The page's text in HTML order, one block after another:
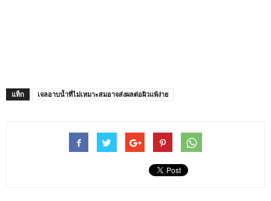
แท็ก เจลอาบน้ำที่ไม่เหมาะสมอาจส่งผลต่อผิวแพ้ง่าย